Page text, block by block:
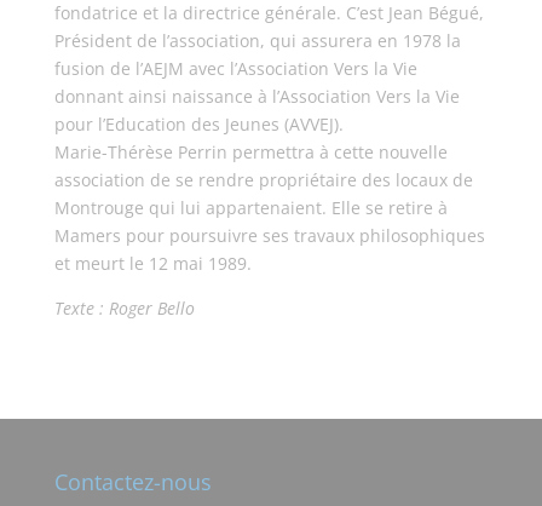
fondatrice et la directrice générale. C’est Jean Bégué,
Président de l’association, qui assurera en 1978 la
fusion de l’AEJM avec l’Association Vers la Vie
donnant ainsi naissance à l’Association Vers la Vie
pour l’Education des Jeunes (AVVEJ).
Marie-Thérèse Perrin permettra à cette nouvelle
association de se rendre propriétaire des locaux de
Montrouge qui lui appartenaient. Elle se retire à
Mamers pour poursuivre ses travaux philosophiques
et meurt le 12 mai 1989.
Texte : Roger Bello
Contactez-nous